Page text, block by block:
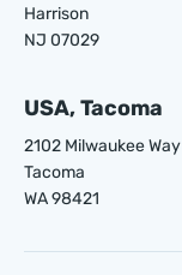
Harrison
NJ 07029
USA, Tacoma
2102 Milwaukee Way
Tacoma
WA 98421